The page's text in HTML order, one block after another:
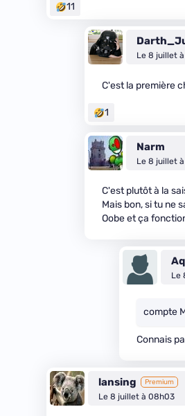
11
Le 8 juillet
C'est la première
1
Narm
Le 8 juillet à
C'est plutôt à la
Mais bon, si tu ne
Oobe et ça
Le
compte
Connais
lansing Premium
Le 8 juillet à 08h03